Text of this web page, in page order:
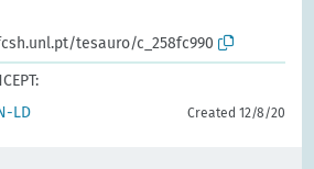
tesauro/c_258fc990
LD Created 12/8/20